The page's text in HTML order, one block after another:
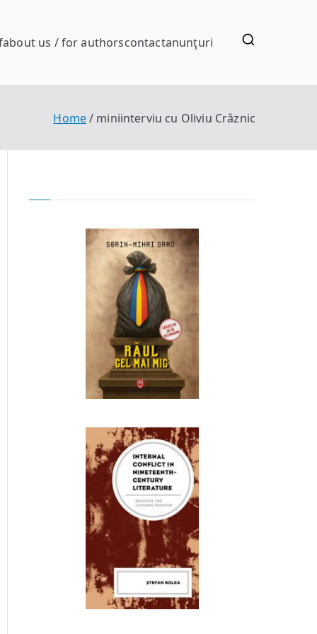
about us / for authorscontactanunţuri
Home miniinterviu cu Oliviu Crâznic